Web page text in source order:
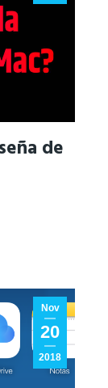
de
Nov
20
2018